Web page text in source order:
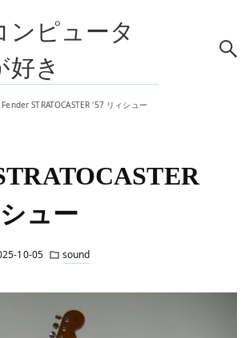
ンピュータ
好き
Fender STRATOCASTER '57 リィシュー
ュー
10-05 sound